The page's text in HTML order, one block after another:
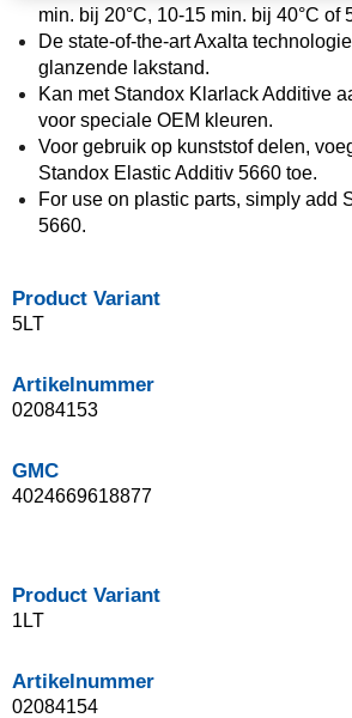
min. bij 20°C, 10-15 min. bij 40°C of
De state-of-the-art Axalta
glanzende lakstand.
Kan met Standox Klarlack Additive
voor speciale OEM kleuren.
Voor gebruik op kunststof delen,
Standox Elastic Additiv 5660 toe.
For use on plastic parts, simply add
5660.
Product Variant
5LT
Artikelnummer
02084153
GMC
4024669618877
Product Variant
1LT
Artikelnummer
02084154